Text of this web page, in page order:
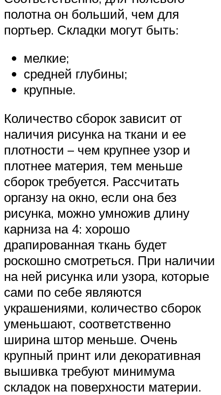
полотна он больший, чем для
портьер. Складки могут быть:
мелкие;
средней глубины;
крупные.
Количество сборок зависит от
наличия рисунка на ткани и ее
плотности – чем крупнее узор и
плотнее материя, тем меньше
сборок требуется. Рассчитать
органзу на окно, если она без
рисунка, можно умножив длину
карниза на 4: хорошо
драпированная ткань будет
роскошно смотреться. При наличии
на ней рисунка или узора, которые
сами по себе являются
украшениями, количество сборок
уменьшают, соответственно
ширина штор меньше. Очень
крупный принт или декоративная
вышивка требуют минимума
складок на поверхности материи.